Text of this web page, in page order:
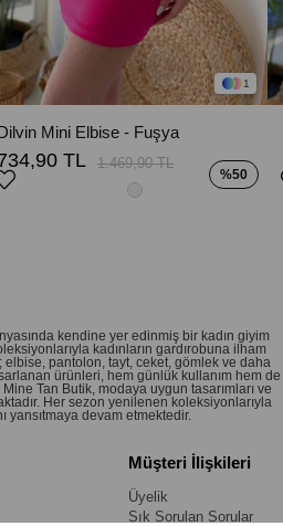
1
Mini Elbise - Fuşya
TL 1.469,90 TL
%50
kendine yer edinmiş bir kadın giyim
kadınların gardırobuna ilham
elbise, pantolon, tayt, ceket, gömlek ve daha
ürünleri, hem günlük kullanım hem de
Tan Butik, modaya uygun tasarımları ve
Her sezon yenilenen koleksiyonlarıyla
yansıtmaya devam etmektedir.
Müşteri İlişkileri
Üyelik
Sık Sorulan Sorular